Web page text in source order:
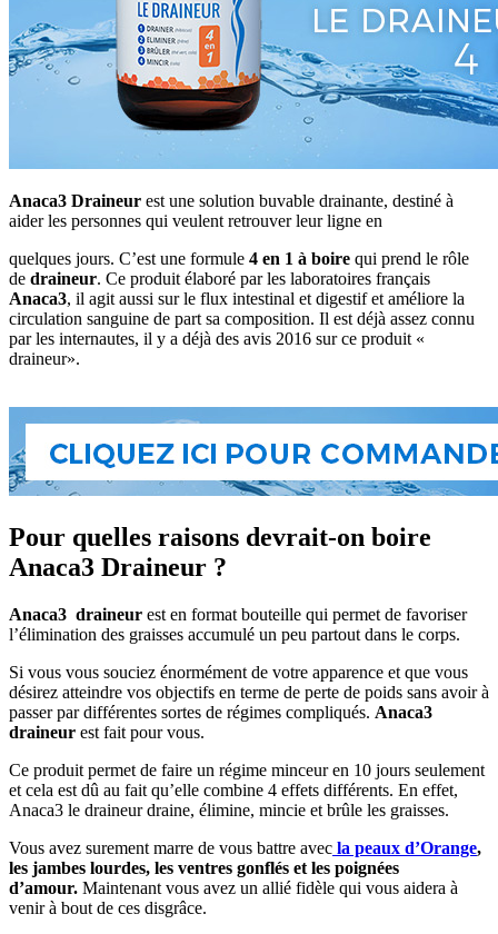
Anaca3 Draineur est une solution buvable drainante, destiné à
aider les personnes qui veulent retrouver leur ligne en
quelques jours. C’est une formule 4 en 1 à boire qui prend le rôle
de draineur. Ce produit élaboré par les laboratoires français
Anaca3, il agit aussi sur le flux intestinal et digestif et améliore la
circulation sanguine de part sa composition. Il est déjà assez connu
par les internautes, il y a déjà des avis 2016 sur ce produit «
draineur».
Pour quelles raisons devrait-on boire
Anaca3 Draineur ?
Anaca3 draineur est en format bouteille qui permet de favoriser
l’élimination des graisses accumulé un peu partout dans le corps.
Si vous vous souciez énormément de votre apparence et que vous
désirez atteindre vos objectifs en terme de perte de poids sans avoir à
passer par différentes sortes de régimes compliqués. Anaca3
draineur est fait pour vous.
Ce produit permet de faire un régime minceur en 10 jours seulement
et cela est dû au fait qu’elle combine 4 effets différents. En effet,
Anaca3 le draineur draine, élimine, mincie et brûle les graisses.
Vous avez surement marre de vous battre avec la peaux d’Orange,
les jambes lourdes, les ventres gonflés et les poignées
d’amour. Maintenant vous avez un allié fidèle qui vous aidera à
venir à bout de ces disgrâce.